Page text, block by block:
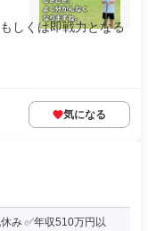
しくは即戦力となる
気になる
み ✅年収510万円以